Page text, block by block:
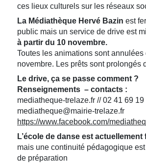
ces lieux culturels sur les réseaux
La Médiathèque Hervé Bazin est
public mais un service de drive est
à partir du 10 novembre.
Toutes les animations sont annulées
novembre. Les prêts sont prolongés
Le drive, ça se passe comment ?
Renseignements – contacts :
mediatheque-trelaze.fr // 02 41 69 19
mediatheque@mairie-trelaze.fr
https://www.facebook.com/
L’école de danse est actuellement
mais une continuité pédagogique
de préparation